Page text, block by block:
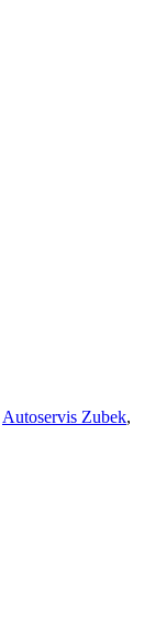
Autoservis Zubek,